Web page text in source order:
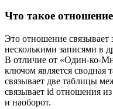
Что такое
Это отношение связывает
несколькими записями в
В отличие от «Один-ко-
ключом является сводная
связывает две таблицы
связывает id отношения
и наоборот.